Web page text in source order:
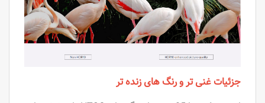
جزئیات غنی تر و رنگ های زنده تر